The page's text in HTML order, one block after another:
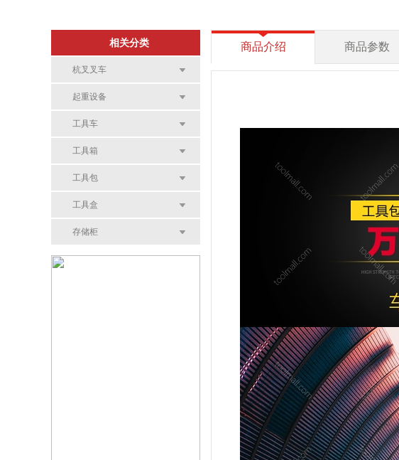
相关分类
杭叉叉车
起重设备
工具车
工具箱
工具包
工具盒
存储柜
商品介绍 商品参数